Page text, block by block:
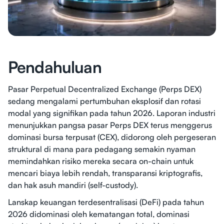
Pendahuluan
Pasar Perpetual Decentralized Exchange (Perps DEX)
sedang mengalami pertumbuhan eksplosif dan rotasi
modal yang signifikan pada tahun 2026. Laporan industri
menunjukkan pangsa pasar Perps DEX terus menggerus
dominasi bursa terpusat (CEX), didorong oleh pergeseran
struktural di mana para pedagang semakin nyaman
memindahkan risiko mereka secara on-chain untuk
mencari biaya lebih rendah, transparansi kriptografis,
dan hak asuh mandiri (self-custody).
Lanskap keuangan terdesentralisasi (DeFi) pada tahun
2026 didominasi oleh kematangan total, dominasi